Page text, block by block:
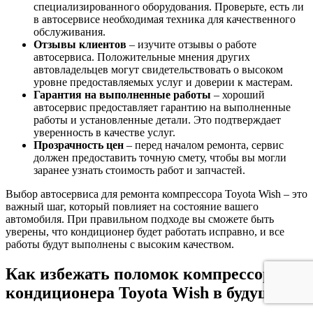
специализированного оборудования. Проверьте, есть ли
в автосервисе необходимая техника для качественного
обслуживания.
Отзывы клиентов – изучите отзывы о работе
автосервиса. Положительные мнения других
автовладельцев могут свидетельствовать о высоком
уровне предоставляемых услуг и доверии к мастерам.
Гарантия на выполненные работы – хороший
автосервис предоставляет гарантию на выполненные
работы и установленные детали. Это подтверждает
уверенность в качестве услуг.
Прозрачность цен – перед началом ремонта, сервис
должен предоставить точную смету, чтобы вы могли
заранее узнать стоимость работ и запчастей.
Выбор автосервиса для ремонта компрессора Toyota Wish – это
важный шаг, который повлияет на состояние вашего
автомобиля. При правильном подходе вы сможете быть
уверены, что кондиционер будет работать исправно, и все
работы будут выполнены с высоким качеством.
Как избежать поломок компрессора
кондиционера Toyota Wish в будущем?